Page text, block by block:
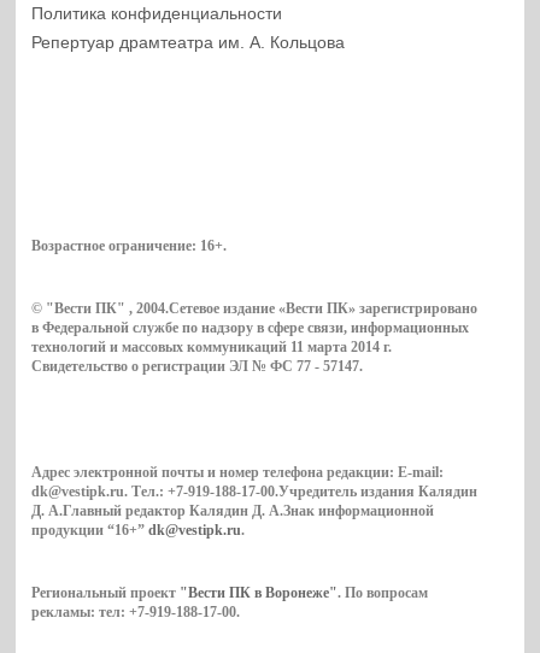
Политика конфиденциальности
Репертуар драмтеатра им. А. Кольцова
Возрастное ограничение: 16+.
© "Вести ПК" , 2004.Сетевое издание «Вести ПК» зарегистрировано
в Федеральной службе по надзору в сфере связи, информационных
технологий и массовых коммуникаций 11 марта 2014 г.
Свидетельство о регистрации ЭЛ № ФС 77 - 57147.
Адрес электронной почты и номер телефона редакции: E-mail:
dk@vestipk.ru. Тел.: +7-919-188-17-00.Учредитель издания Калядин
Д. А.Главный редактор Калядин Д. А.Знак информационной
продукции “16+”dk@vestipk.ru.
Региональный проект "Вести ПК в Воронеже". По вопросам
рекламы: тел: +7-919-188-17-00.